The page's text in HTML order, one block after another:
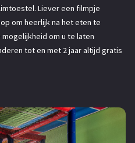
78 68
Liever een filmpje
om heerlijk na het eten te
om u te laten
tot en met 2 jaar altijd gratis